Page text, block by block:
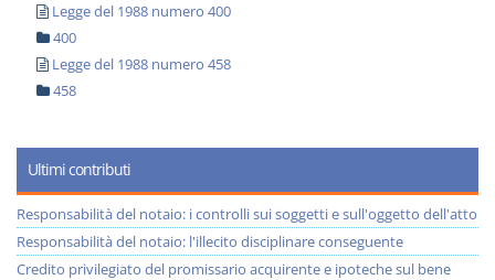
Legge del 1988 numero 400
400
Legge del 1988 numero 458
458
Ultimi contributi
Responsabilità del notaio: i controlli sui soggetti e sull'oggetto dell'atto
Responsabilità del notaio: l'illecito disciplinare conseguente
Credito privilegiato del promissario acquirente e ipoteche sul bene